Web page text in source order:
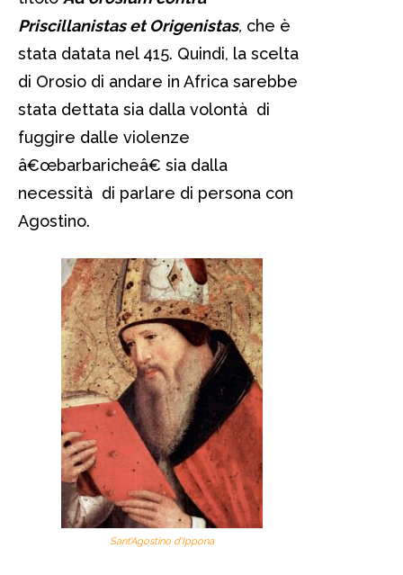
Priscillanistas et Origenistas, che è
stata datata nel 415. Quindi, la scelta
di Orosio di andare in Africa sarebbe
stata dettata sia dalla volontà di
fuggire dalle violenze
â€œbarbaricheâ€ sia dalla
necessità di parlare di persona con
Agostino.
Sant’Agostino d’Ippona